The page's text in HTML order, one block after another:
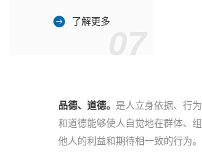
了解更多
品德、道德。 是人立身依据、行
和道德能够使人自觉地在群体、
他人的利益和期待相一致的行为。